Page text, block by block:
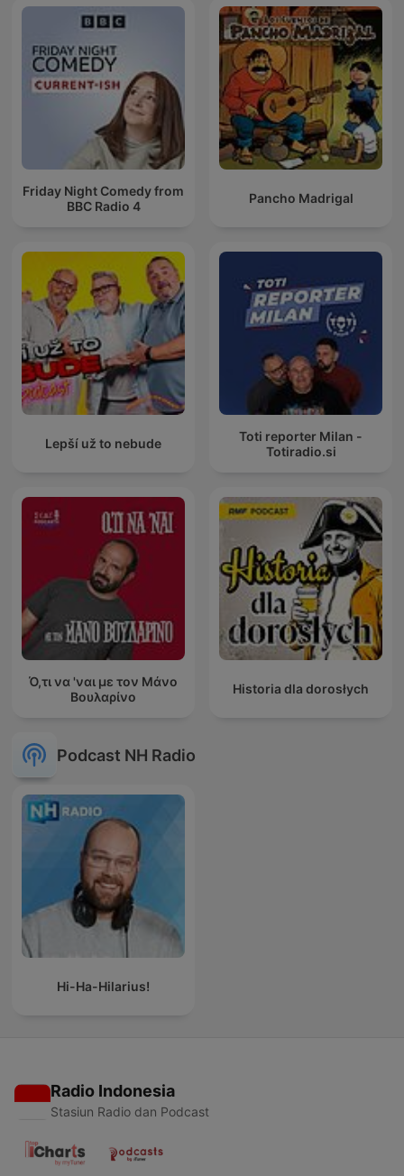
Friday Night Comedy from
BBC Radio 4
Pancho Madrigal
Lepší už to nebude
Toti reporter Milan -
Totiradio.si
Ό,τι να 'ναι με τον Μάνο
Βουλαρίνο
Historia dla dorosłych
Podcast NH Radio
Hi-Ha-Hilarius!
Radio Indonesia
Stasiun Radio dan Podcast